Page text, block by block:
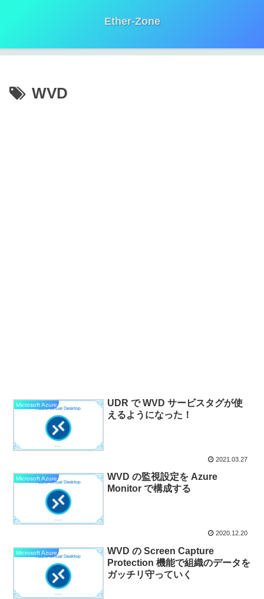
Ether-Zone
WVD
Microsoft Azure
UDR で WVD サービスタグが使
えるようになった！
2021.03.27
Microsoft Azure
WVD の監視設定を Azure
Monitor で構成する
2020.12.20
Microsoft Azure
WVD の Screen Capture
Protection 機能で組織のデータを
ガッチリ守っていく